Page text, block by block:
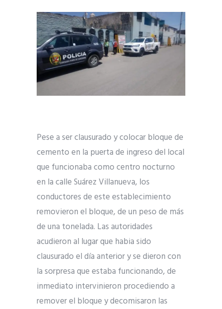
Pese a ser clausurado y colocar bloque de
cemento en la puerta de ingreso del local
que funcionaba como centro nocturno
en la calle Suárez Villanueva, los
conductores de este establecimiento
removieron el bloque, de un peso de más
de una tonelada. Las autoridades
acudieron al lugar que habia sido
clausurado el día anterior y se dieron con
la sorpresa que estaba funcionando, de
inmediato intervinieron procediendo a
remover el bloque y decomisaron las